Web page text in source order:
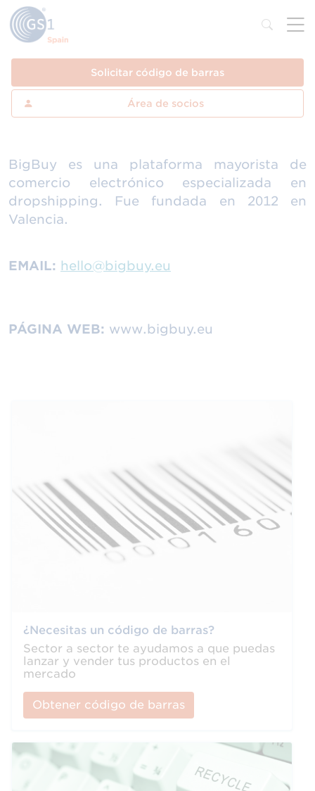
Solicitar código de barras
Área de socios
BigBuy es una plataforma mayorista de
comercio electrónico especializada en
dropshipping. Fue fundada en 2012 en
Valencia.
EMAIL: hello@bigbuy.eu
PÁGINA WEB: www.bigbuy.eu
¿Necesitas un código de barras?
Sector a sector te ayudamos a que puedas
lanzar y vender tus productos en el
mercado
Obtener código de barras